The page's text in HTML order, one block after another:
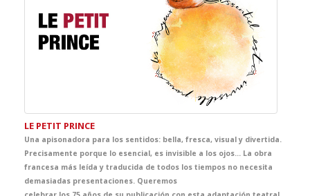
LE PETIT PRINCE
Una apisonadora para los sentidos: bella, fresca, visual y divertida.
Precisamente porque lo esencial, es invisible a los ojos... La obra
francesa más leída y traducida de todos los tiempos no necesita
demasiadas presentaciones. Queremos